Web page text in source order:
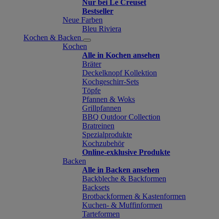
Nur bei Le Creuset
Bestseller
Neue Farben
Bleu Riviera
Kochen & Backen
Kochen
Alle in Kochen ansehen
Bräter
Deckelknopf Kollektion
Kochgeschirr-Sets
Töpfe
Pfannen & Woks
Grillpfannen
BBQ Outdoor Collection
Bratreinen
Spezialprodukte
Kochzubehör
Online-exklusive Produkte
Backen
Alle in Backen ansehen
Backbleche & Backformen
Backsets
Brotbackformen & Kastenformen
Kuchen- & Muffinformen
Tarteformen